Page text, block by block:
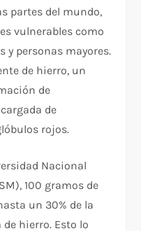
partes del mundo,
vulnerables como
y personas mayores.
de hierro, un
de
de
rojos.
Nacional
100 gramos de
un 30% de la
hierro. Esto lo